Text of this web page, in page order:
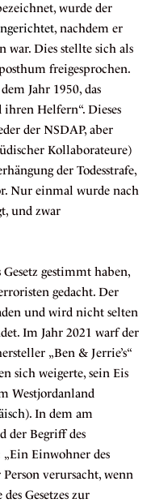
wurde der
, nachdem er
war. Dies stellte sich als
freigesprochen.
Jahr 1950, das
ihren Helfern“. Dieses
der NSDAP, aber
Kollaborateure)
der Todesstrafe,
Nur einmal wurde nach
und zwar
gestimmt haben,
gedacht. Der
und wird nicht selten
Im Jahr 2021 warf der
„Ben & Jerrie’s“
sich weigerte, sein Eis
Westjordanland
). In dem am
der Begriff des
Einwohner des
verursacht, wenn
Gesetzes zur